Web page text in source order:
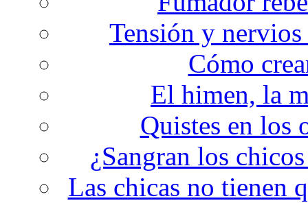
Tensión y
Cómo
El himen, la
Quistes en los
¿Sangran los
Las chicas no tienen